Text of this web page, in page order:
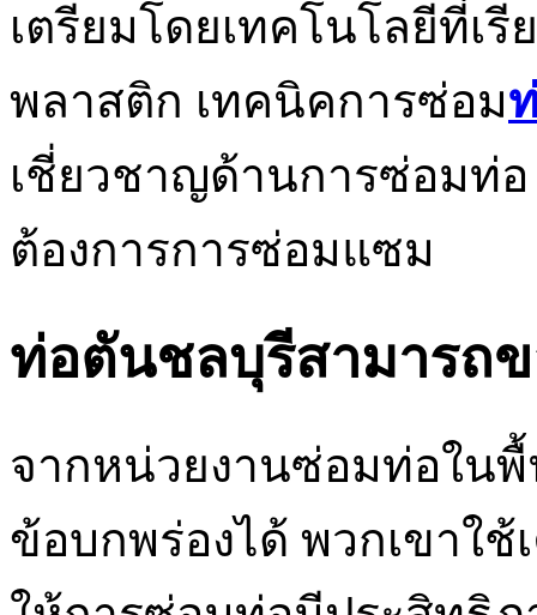
เตรียมโดยเทคโนโลยีที่เ
พลาสติก เทคนิคการซ่อม
เชี่ยวชาญด้านการซ่อมท่
ต้องการการซ่อมแซม
ท่อตันชลบุรีสามารถ
จากหน่วยงานซ่อมท่อใน
ข้อบกพร่องได้ พวกเขาใช้